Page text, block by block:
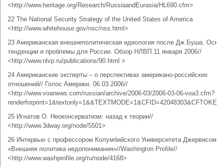
<http://www.heritage.org/Research/RussiaandEurasia/HL690.cfm>
22 The National Security Strategy of the United States of America
<http://www.whitehouse.gov/nsc/nss.html>
23 Американская внешнеполитическая идеология после Дж.Буша.
тенденции и проблемы для России. Обзор НЛВП 11 января 2006//
<http://www.nlvp.ru/publications/90.html >
24 Американские эксперты – о перспективах американо-российских
отношений// Голос Америки. 06.03.2006//
<http://www.voanews.com/russian/archive/2006-03/2006-03-06-voa3.cfm?
25 Игнатов О. Неоконсерватизм: назад к теории//
<http://www.3dway.org/node/5501>
26 Интервью с профессором Колумбийского Университета
«Внешняя политика недопонимания»//Washington Profile//
<http://www.washprofile.org/ru/node/4168>